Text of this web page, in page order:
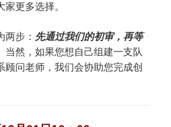
更多选择。
两步： 先通过我们的初审，再等
当然，如果您想自己组建一支队
顾问老师，我们会协助您完成创